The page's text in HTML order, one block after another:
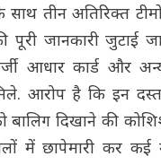
तीन अतिरिक्त
पूरी जानकारी
आधार कार्ड और
आरोप है कि इन
बालिग दिखाने की
में छापेमारी कर कई